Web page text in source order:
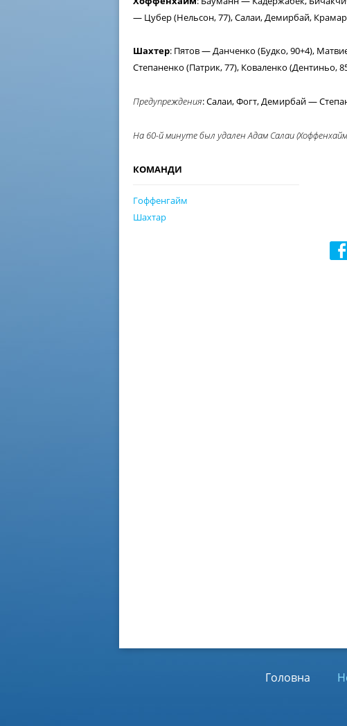
— Цубер (Нельсон, 77), Салаи, Демирбай,
Шахтер: Пятов — Данченко (Будко, 90+4),
Степаненко (Патрик, 77), Коваленко (Дентиньо,
Предупреждения: Салаи, Фогт, Демирбай —
На 60-й минуте был удален Адам Салаи
КОМАНДИ
Гоффенгайм
Шахтар
Головна